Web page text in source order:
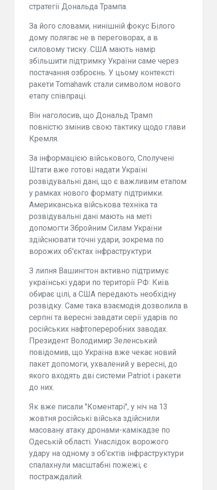
стратегії Дональда Трампа.
За його словами, нинішній фокус Білого
дому полягає не в переговорах, а в
силовому тиску. США мають намір
збільшити підтримку України саме через
постачання озброєнь. У цьому контексті
ракети Tomahawk стали символом нового
етапу співпраці.
Він наголосив, що Дональд Трамп
повністю змінив свою тактику щодо глави
Кремля.
За інформацією військового, Сполучені
Штати вже готові надати Україні
розвідувальні дані, що є важливим етапом
у рамках нового формату підтримки.
Американська військова техніка та
розвідувальні дані мають на меті
допомогти Збройним Силам України
здійснювати точні удари, зокрема по
ворожих об'єктах інфраструктури.
З липня Вашингтон активно підтримує
українські удари по території РФ: Київ
обирає цілі, а США передають необхідну
розвідку. Саме така взаємодія дозволила в
серпні та вересні завдати серії ударів по
російських нафтопереробних заводах.
Президент Володимир Зеленський
повідомив, що Україна вже чекає новий
пакет допомоги, ухвалений у вересні, до
якого входять дві системи Patriot і ракети
до них.
Як вже писали "Коментарі", у ніч на 13
жовтня російські війська здійснили
масовану атаку дронами-камікадзе по
Одеській області. Унаслідок ворожого
удару на одному з об'єктів інфраструктури
спалахнули масштабні пожежі, є
постраждалий.